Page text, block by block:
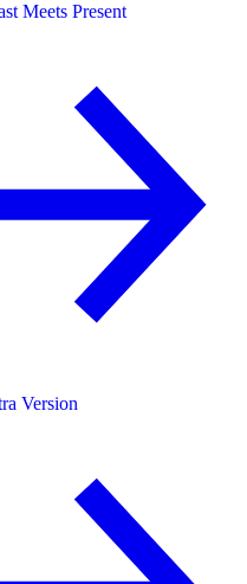
Meets Present
Version